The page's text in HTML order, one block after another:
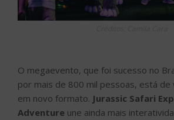
O megaevento, que foi sucesso no
por mais de 800 mil pessoas, está de
em novo formato. Jurassic Safari
Adventure une ainda mais